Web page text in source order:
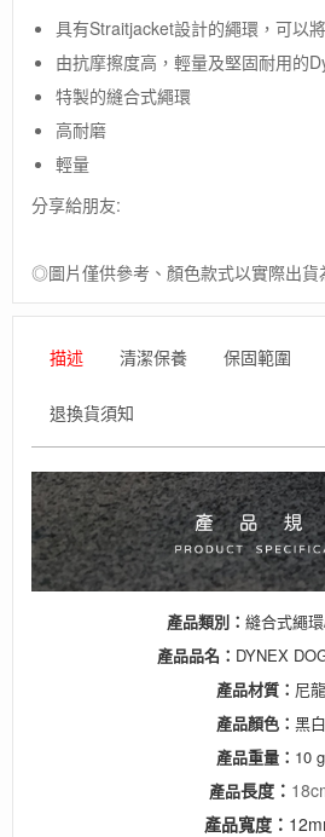
具有Straitjacket設計的繩環，可以
由抗摩擦度高，輕量及堅固耐用的
特製的縫合式繩環
高耐磨
輕量
分享給朋友:
◎圖片僅供參考、顏色款式以實際出貨
描述 清潔保養 保固範圍
退換貨須知
產品類別： 縫合式繩
產品品名： DYNEX
產品材質： 尼龍
產品顏色： 黑白
產品重量： 10 g
產品長度：
產品寬度：